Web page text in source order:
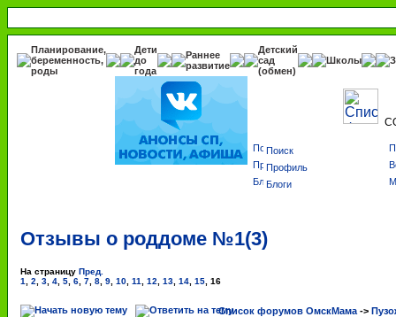
Планирование,
беременность,
роды
Дети
до
года
Раннее
развитие
Детский
сад
(обмен)
Школы
Поиск
Профиль
Блоги
Отзывы о роддоме №1(3)
На страницу Пред.
1
2 3 4 5 6 7 8 9 10 11 12 13 14 15 16
Список форумов ОмскМама ->